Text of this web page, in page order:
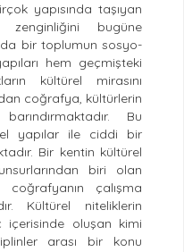
yapısında taşıyan
zenginliğini bugüne
bir toplumun sosyo-
hem geçmişteki
kültürel mirasını
coğrafya, kültürlerin
Bu
yapılar ile ciddi bir
Bir kentin kültürel
biri olan
çalışma
Kültürel niteliklerin
içerisinde oluşan kimi
arası bir konu